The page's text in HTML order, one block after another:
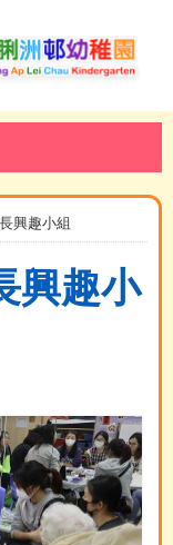
興趣小組
興趣小